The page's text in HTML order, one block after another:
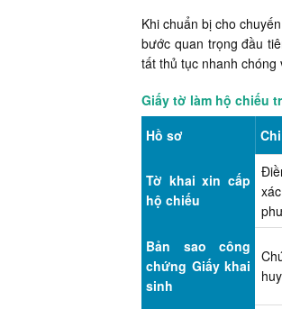
Khi chuẩn bị cho
bước quan trọng đầu
tất thủ tục nhanh chóng
Giấy tờ làm hộ chiếu
Hồ sơ
Tờ khai xin cấp
hộ chiếu
Bản sao công
chứng Giấy khai
sinh